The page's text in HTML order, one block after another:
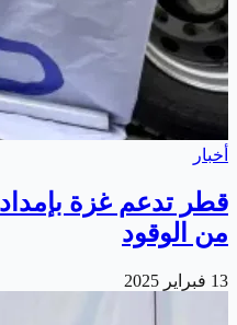
أخبار
من الوقود
13 فبراير 2025